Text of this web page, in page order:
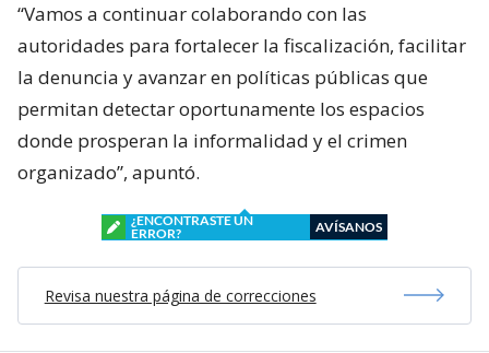
“Vamos a continuar colaborando con las
autoridades para fortalecer la fiscalización, facilitar
la denuncia y avanzar en políticas públicas que
permitan detectar oportunamente los espacios
donde prosperan la informalidad y el crimen
organizado”, apuntó.
¿ENCONTRASTE UN
ERROR?
AVÍSANOS
Revisa nuestra página de correcciones